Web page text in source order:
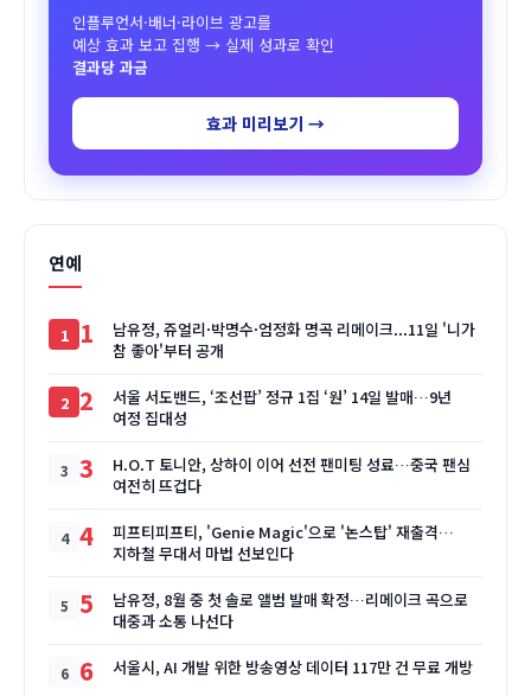
인플루언서·배너·라이브 광고를
예상 효과 보고 집행 → 실제 성과로 확인
결과당 과금
효과 미리보기 →
연예
1
남유정, 쥬얼리·박명수·엄정화 명곡 리메이크...11일 '니가
참 좋아'부터 공개
2
서울 서도밴드, ‘조선팝’ 정규 1집 ‘원’ 14일 발매…9년
여정 집대성
3
H.O.T 토니안, 상하이 이어 선전 팬미팅 성료…중국 팬심
여전히 뜨겁다
4
피프티피프티, 'Genie Magic'으로 '논스탑' 재출격…
지하철 무대서 마법 선보인다
5
남유정, 8월 중 첫 솔로 앨범 발매 확정…리메이크 곡으로
대중과 소통 나선다
6 서울시, AI 개발 위한 방송영상 데이터 117만 건 무료 개방